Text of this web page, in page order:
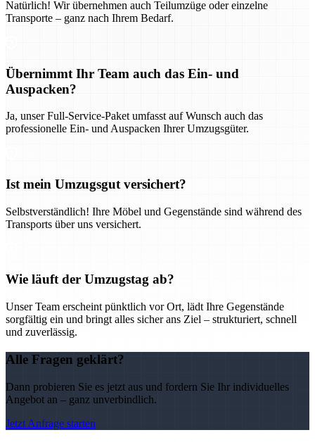
Natürlich! Wir übernehmen auch Teilumzüge oder einzelne
Transporte – ganz nach Ihrem Bedarf.
Übernimmt Ihr Team auch das Ein- und
Auspacken?
Ja, unser Full-Service-Paket umfasst auf Wunsch auch das
professionelle Ein- und Auspacken Ihrer Umzugsgüter.
Ist mein Umzugsgut versichert?
Selbstverständlich! Ihre Möbel und Gegenstände sind während des
Transports über uns versichert.
Wie läuft der Umzugstag ab?
Unser Team erscheint pünktlich vor Ort, lädt Ihre Gegenstände
sorgfältig ein und bringt alles sicher ans Ziel – strukturiert, schnell
und zuverlässig.
Alle Fragen geklärt?
Dann probieren Sie es jetzt aus und fordern Sie Ihr individuelles
Angebot an – ganz unverbindlich.
Jetzt Anfrage starten